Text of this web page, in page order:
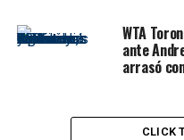
australiano Rinky
mientras que el duelo de
y Tommy Paul (14) fue
Por su parte, Taylor
WTA
ante
arrasó
CLICK